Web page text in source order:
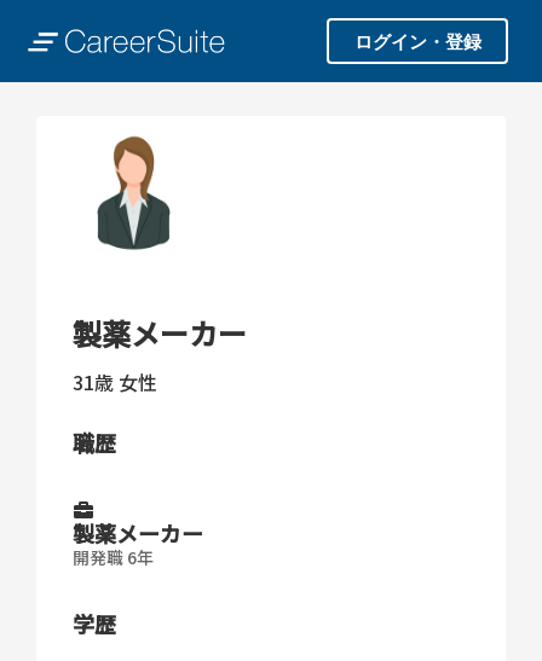
ログイン・登録
製薬メーカー
31歳 女性
職歴
製薬メーカー
開発職 6年
学歴